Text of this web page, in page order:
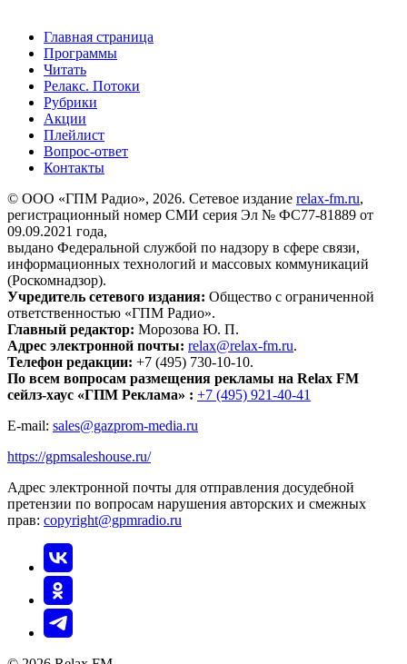
Главная страница
Программы
Читать
Релакс. Потоки
Рубрики
Акции
Плейлист
Вопрос-ответ
Контакты
© ООО «ГПМ Радио», 2026. Сетевое издание relax-fm.ru,
регистрационный номер СМИ серия Эл № ФС77-81889 от
09.09.2021 года,
выдано Федеральной службой по надзору в сфере связи,
информационных технологий и массовых коммуникаций
(Роскомнадзор).
Учредитель сетевого издания: Общество с ограниченной
ответственностью «ГПМ Радио».
Главный редактор: Морозова Ю. П.
Адрес электронной почты: relax@relax-fm.ru.
Телефон редакции: +7 (495) 730-10-10.
По всем вопросам размещения рекламы на Relax FM
сейлз-хаус «ГПМ Реклама» : +7 (495) 921-40-41
E-mail: sales@gazprom-media.ru
https://gpmsaleshouse.ru/
Адрес электронной почты для отправления досудебной
претензии по вопросам нарушения авторских и смежных
прав: copyright@gpmradio.ru